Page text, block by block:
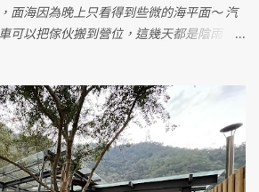
也是很值得？👀 包含五點關門後，其實也
（只是有些設施可能不會開） 光滑雪就玩
浴設備都是流動廁所形式的，但不會覺得
身 壁虎人 😏 這個園區預定要用LINE預
繳清露營款項。 露營的費用計算有點複
元/帳 ( 2人)，加人500元/位（含門票，
110V電源，須自備延長線約10米。3歲以下
面海因為晚上只看得到些微的海平面～ 汽
可以把傢伙搬到營位，這幾天都是陰雨
A2營位直接面海，太幸福了！！本來想訂
B3營位圖 這個營地蠻小的，最多就八個
告，據說週週都客滿～（但剛好這週末天
場的我們～） 我們目前搭的這個是A2，旁
，A3看起來睡帳跟客廳得分開？ A3是黑色